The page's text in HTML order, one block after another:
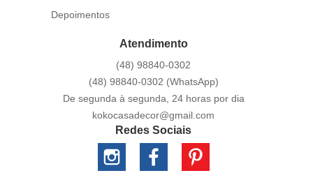
Depoimentos
Atendimento
(48) 98840-0302
(48) 98840-0302 (WhatsApp)
De segunda à segunda, 24 horas por dia
kokocasadecor@gmail.com
Redes Sociais